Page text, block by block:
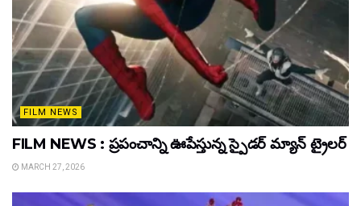
FILM NEWS
FILM NEWS : ప్రపంచాన్ని ఊపేస్తున్న స్పైడర్ మ్యాన్ ట్రైలర్
MARCH 27, 2026